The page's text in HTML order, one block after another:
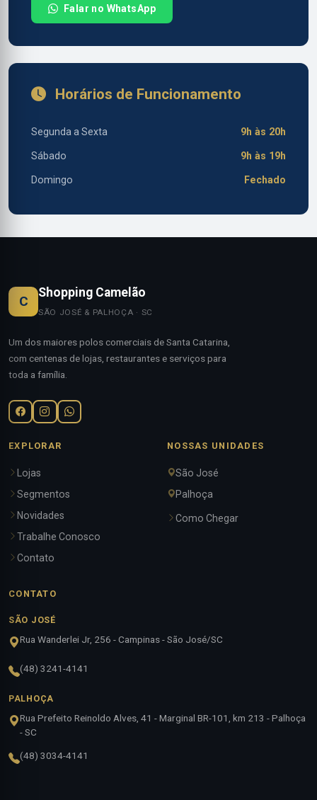
Falar no WhatsApp
Horários de Funcionamento
Segunda a Sexta 9h às 20h
Sábado 9h às 19h
Domingo Fechado
C
Shopping Camelão
SÃO JOSÉ & PALHOÇA · SC
Um dos maiores polos comerciais de Santa Catarina,
com centenas de lojas, restaurantes e serviços para
toda a família.
EXPLORAR
Lojas
Segmentos
Novidades
Trabalhe Conosco
Contato
NOSSAS UNIDADES
São José
Palhoça
Como Chegar
CONTATO
SÃO JOSÉ
Rua Wanderlei Jr, 256 - Campinas - São José/SC
(48) 3241-4141
PALHOÇA
Rua Prefeito Reinoldo Alves, 41 - Marginal BR-101, km 213 - Palhoça
- SC
(48) 3034-4141